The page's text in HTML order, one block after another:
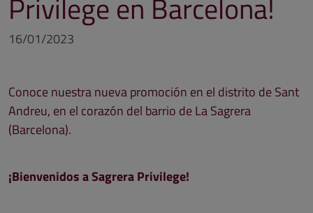
Privilege en Barcelona!
16/01/2023
Conoce nuestra nueva promoción en el distrito de Sant
Andreu, en el corazón del barrio de La Sagrera
(Barcelona).
¡Bienvenidos a Sagrera Privilege!